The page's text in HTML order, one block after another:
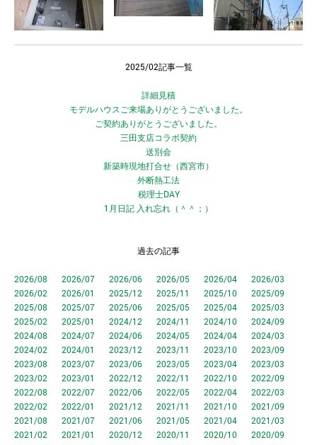
2025/02記事一覧
詳細見積
モデルハウスご来場ありがとうございました。
ご契約ありがとうございました。
三田支店コラボ契約
送別会
新築時現地打合せ（西宮市）
外断熱工法
税理士DAY
1月日記 入れ忘れ（＾＾；）
過去の記事
2026/08 2026/07 2026/06 2026/05 2026/04
2026/03
2026/02
2026/01 2025/12 2025/11 2025/10
2025/09
2025/08
2025/07 2025/06 2025/05 2025/04
2025/03
2025/02
2025/01 2024/12 2024/11 2024/10
2024/09
2024/08
2024/07 2024/06 2024/05 2024/04
2024/03
2024/02
2024/01 2023/12 2023/11 2023/10
2023/09
2023/08
2023/07 2023/06 2023/05 2023/04
2023/03
2023/02
2023/01 2022/12 2022/11 2022/10
2022/09
2022/08
2022/07 2022/06 2022/05 2022/04
2022/03
2022/02
2022/01 2021/12 2021/11 2021/10
2021/09
2021/08
2021/07 2021/06 2021/05 2021/04
2021/03
2021/02
2021/01 2020/12 2020/11 2020/10
2020/09